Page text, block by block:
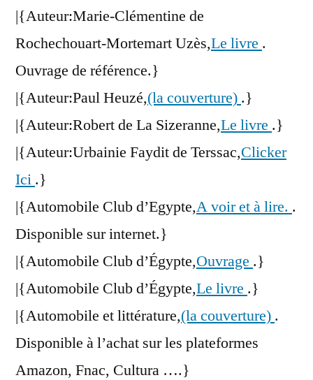
|{Auteur:Marie-Clémentine de
Rochechouart-Mortemart Uzès,Le livre .
Ouvrage de référence.}
|{Auteur:Paul Heuzé,(la couverture) .}
|{Auteur:Robert de La Sizeranne,Le livre .}
|{Auteur:Urbainie Faydit de Terssac,Clicker
Ici .}
|{Automobile Club d’Egypte,A voir et à lire. .
Disponible sur internet.}
|{Automobile Club d’Égypte,Ouvrage .}
|{Automobile Club d’Égypte,Le livre .}
|{Automobile et littérature,(la couverture) .
Disponible à l’achat sur les plateformes
Amazon, Fnac, Cultura ….}